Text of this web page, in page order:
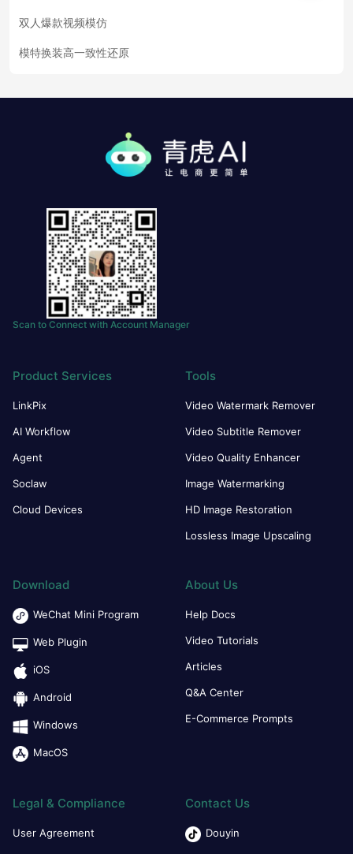
双人爆款视频模仿
模特换装高一致性还原
Scan to Connect with Account Manager
Product Services
LinkPix
AI Workflow
Agent
Soclaw
Cloud Devices
Tools
Video Watermark Remover
Video Subtitle Remover
Video Quality Enhancer
Image Watermarking
HD Image Restoration
Lossless Image Upscaling
Download
WeChat Mini Program
Web Plugin
iOS
Android
Windows
MacOS
About Us
Help Docs
Video Tutorials
Articles
Q&A Center
E-Commerce Prompts
Legal & Compliance
User Agreement
Contact Us
Douyin